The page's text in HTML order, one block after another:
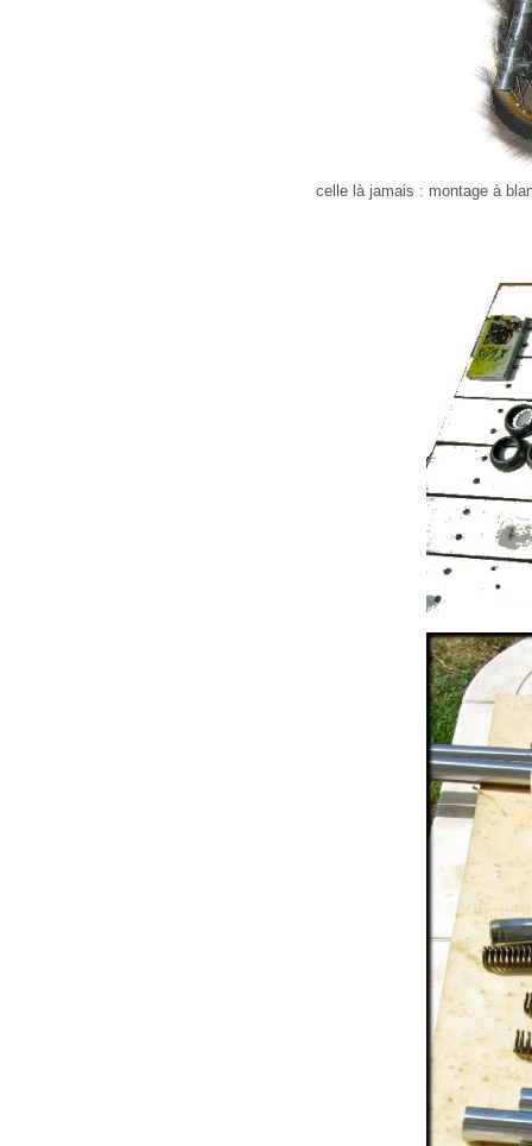
celle là jamais : montage à